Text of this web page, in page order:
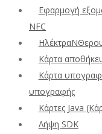
Εφαρμογή
NFC
Κάρτα
Κάρτα
υπογραφής
Κάρτες Java
Λήψη SDK